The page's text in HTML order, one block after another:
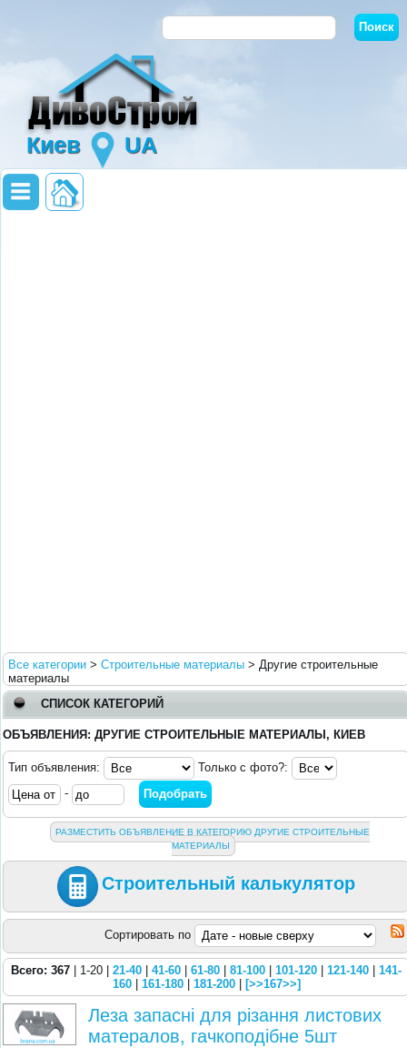
Киев UA
Все категории > Строительные материалы > Другие строительные
материалы
СПИСОК КАТЕГОРИЙ
ОБЪЯВЛЕНИЯ: ДРУГИЕ СТРОИТЕЛЬНЫЕ МАТЕРИАЛЫ, КИЕВ
Тип объявления:
Только с фото?:
-
РАЗМЕСТИТЬ ОБЪЯВЛЕНИЕ В КАТЕГОРИЮ ДРУГИЕ СТРОИТЕЛЬНЫЕ
МАТЕРИАЛЫ
Строительный калькулятор
Сортировать по
Всего: 367 | 1-20 | 21-40 41-60 61-80 81-100 101-120 121-140
141-
160| 161-180| 181-200| [>>167>>]
Леза запасні для різання листових
матералов, гачкоподібне 5шт